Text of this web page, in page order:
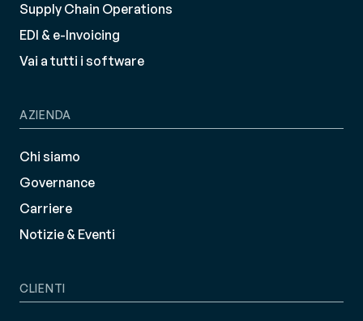
Supply Chain Operations
EDI & e-Invoicing
Vai a tutti i software
AZIENDA
Chi siamo
Governance
Carriere
Notizie & Eventi
CLIENTI